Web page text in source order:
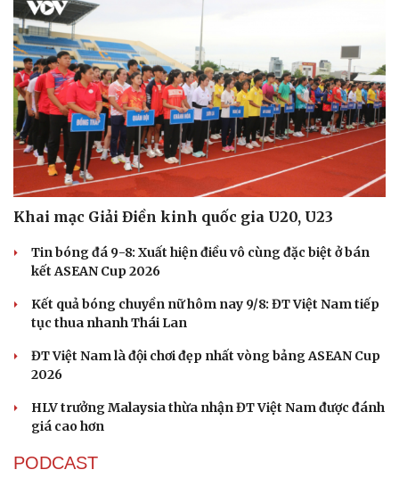
Khai mạc Giải Điền kinh quốc gia U20, U23
Tin bóng đá 9-8: Xuất hiện điều vô cùng đặc biệt ở bán
kết ASEAN Cup 2026
Kết quả bóng chuyền nữ hôm nay 9/8: ĐT Việt Nam tiếp
tục thua nhanh Thái Lan
ĐT Việt Nam là đội chơi đẹp nhất vòng bảng ASEAN Cup
2026
HLV trưởng Malaysia thừa nhận ĐT Việt Nam được đánh
giá cao hơn
PODCAST